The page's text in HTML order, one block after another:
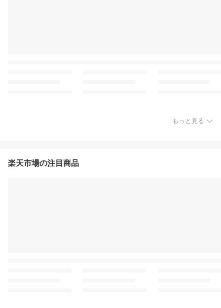
もっと見る
楽天市場の注目商品